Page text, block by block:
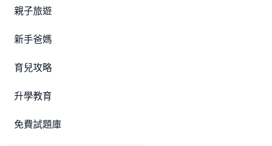
親子旅遊
新手爸媽
育兒攻略
升學教育
免費試題庫